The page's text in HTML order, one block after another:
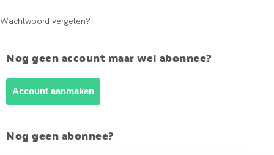
Wachtwoord vergeten?
Nog geen account maar wel abonnee?
Account aanmaken
Nog geen abonnee?